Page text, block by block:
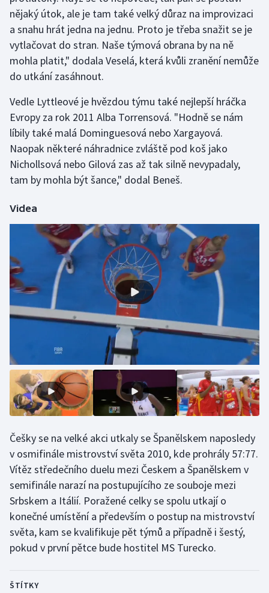
Stolní tenis
Triatlon
Veslování
Vodní slalom
Volejbal
Ostatní
nějaký útok, ale je tam také velký důraz na improvizaci
a snahu hrát jedna na jednu. Proto je třeba snažit se je
vytlačovat do stran. Naše týmová obrana by na ně
mohla platit," dodala Veselá, která kvůli zranění nemůže
do utkání zasáhnout.
Vedle Lyttleové je hvězdou týmu také nejlepší hráčka
Evropy za rok 2011 Alba Torrensová. "Hodně se nám
líbily také malá Dominguesová nebo Xargayová.
Naopak některé náhradnice zvláště pod koš jako
Nichollsová nebo Gilová zas až tak silně nevypadaly,
tam by mohla být šance," dodal Beneš.
Videa
Češky se na velké akci utkaly se Španělskem naposledy
v osmifinále mistrovství světa 2010, kde prohrály 57:77.
Vítěz středečního duelu mezi Českem a Španělskem v
semifinále narazí na postupujícího ze souboje mezi
Srbskem a Itálií. Poražené celky se spolu utkají o
konečné umístění a především o postup na mistrovství
světa, kam se kvalifikuje pět týmů a případně i šestý,
pokud v první pětce bude hostitel MS Turecko.
ŠTÍTKY